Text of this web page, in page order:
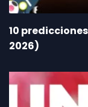
10
2026)